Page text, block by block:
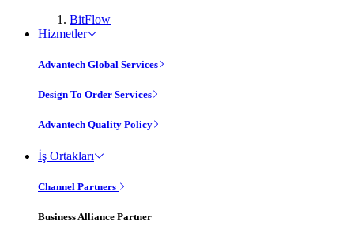
BitFlow
Hizmetler
Advantech Global Services
Design To Order Services
Advantech Quality Policy
İş Ortakları
Channel Partners
Business Alliance Partner